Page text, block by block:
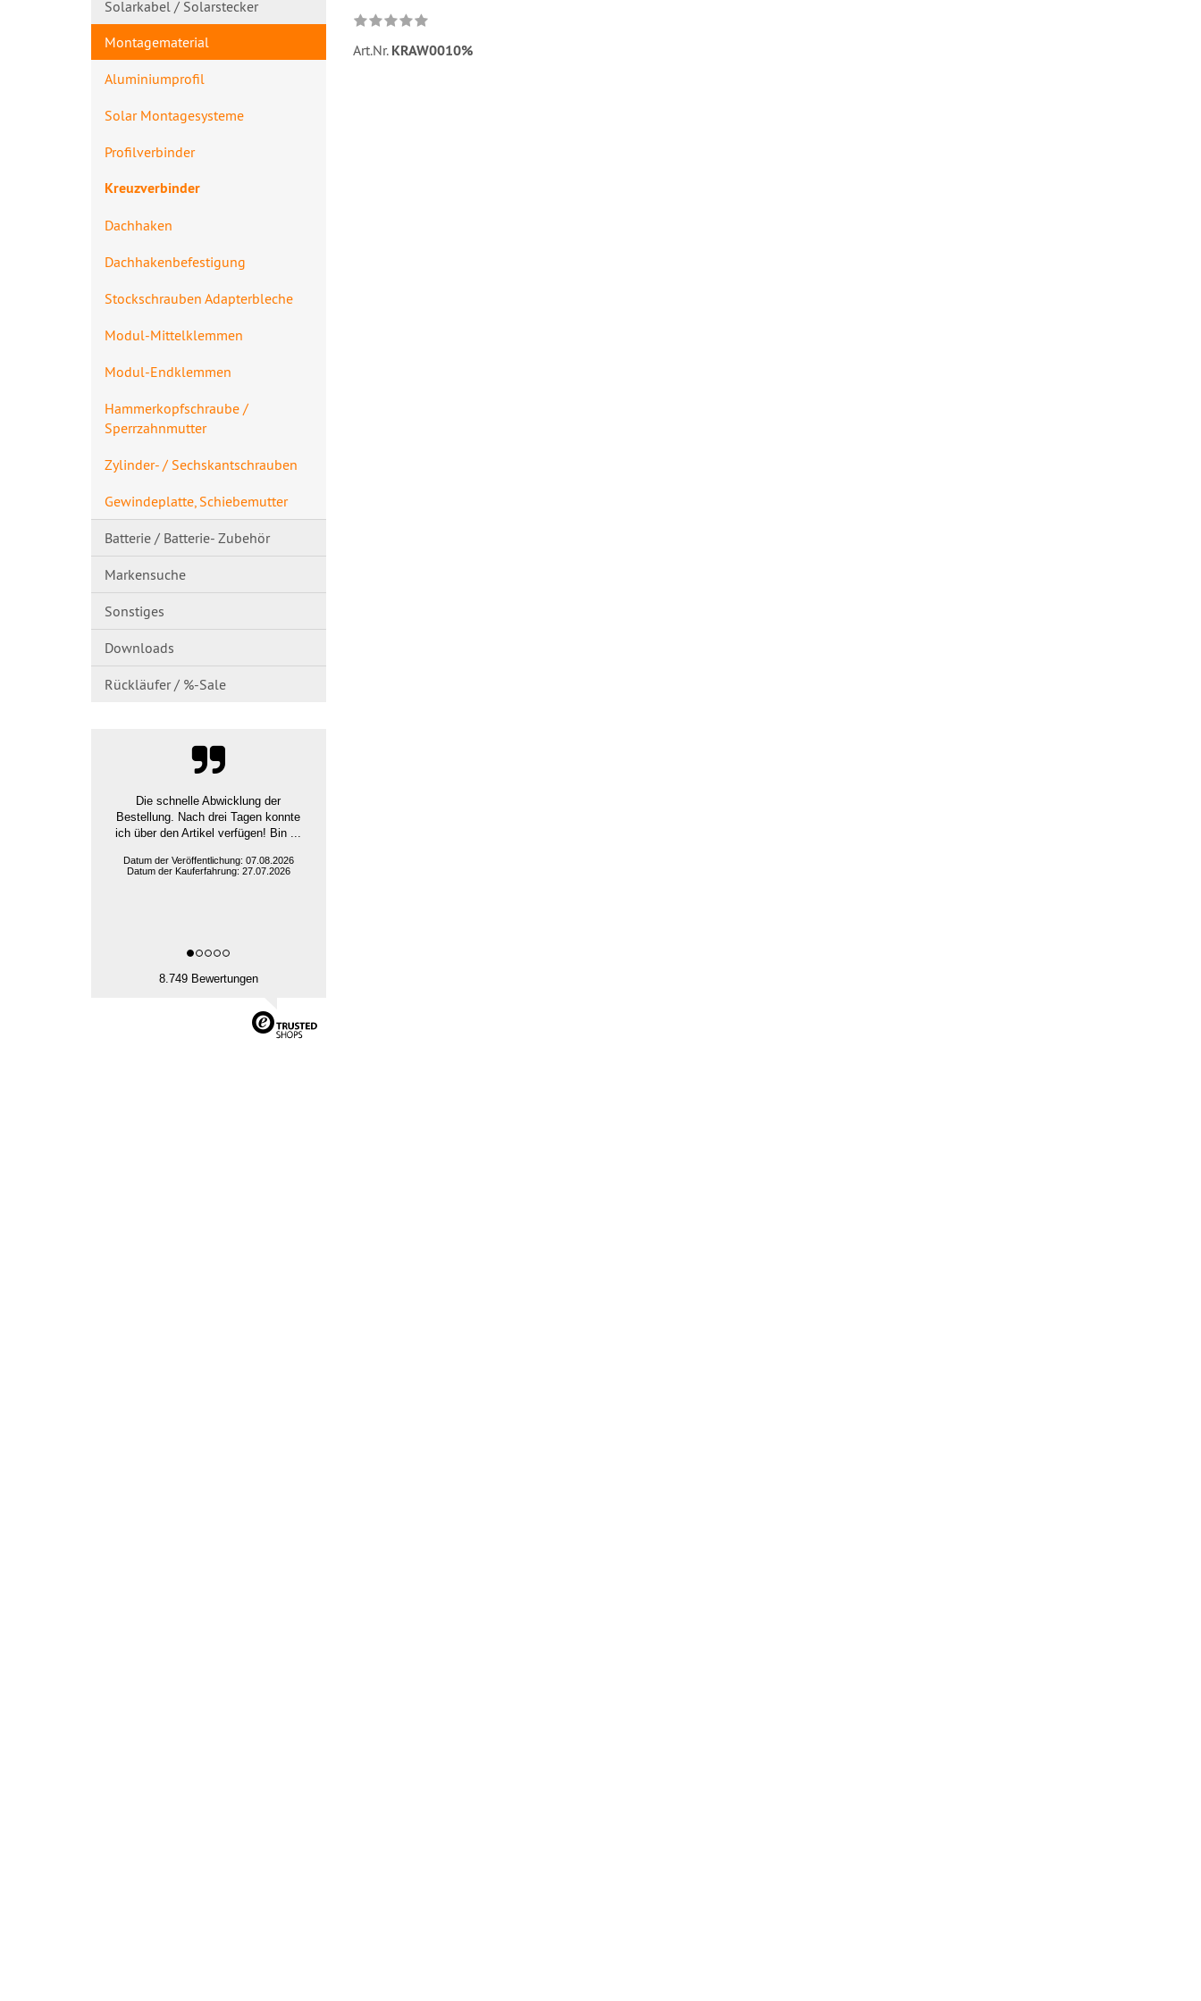
Art.Nr. KRAW0010%
Solarkabel / Solarstecker
Montagematerial
Aluminiumprofil
Solar Montagesysteme
Profilverbinde​r
Kreuzverbinder
Dachhaken
Dachhakenbefes​tigung
Stockschrauben Adapterbleche
Modul-Mittelklemmen
Modul-Endklemmen
Hammerkopfschraube /
Sperrzahnmutte​r
Zylinder- / Sechskantschrau​ben
Gewindeplatte, Schiebemutter
Batterie / Batterie- Zubehör
Markensuche
Sonstiges
Downloads
Rückläufer / %-Sale
Die schnelle Abwicklung der
Bestellung. Nach drei Tagen konnte
ich über den Artikel verfügen! Bin ...
Datum der Veröffentlichung: 07.08.2026
Datum der Kauferfahrung: 27.07.2026
8.749 Bewertungen